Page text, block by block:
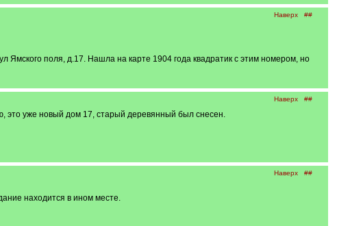
Наверх ##
Ямского поля, д.17. Нашла на карте 1904 года квадратик с этим номером, но
Наверх ##
это уже новый дом 17, старый деревянный был снесен.
Наверх ##
находится в ином месте.